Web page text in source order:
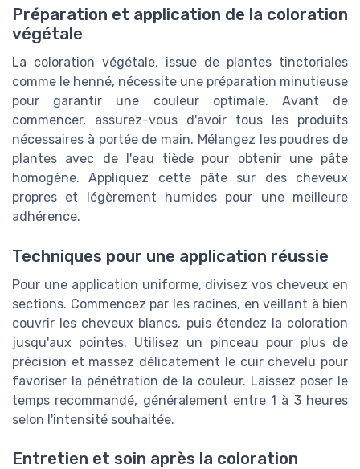
Préparation et application de la coloration
végétale
La coloration végétale, issue de plantes tinctoriales
comme le henné, nécessite une préparation minutieuse
pour garantir une couleur optimale. Avant de
commencer, assurez-vous d'avoir tous les produits
nécessaires à portée de main. Mélangez les poudres de
plantes avec de l'eau tiède pour obtenir une pâte
homogène. Appliquez cette pâte sur des cheveux
propres et légèrement humides pour une meilleure
adhérence.
Techniques pour une application réussie
Pour une application uniforme, divisez vos cheveux en
sections. Commencez par les racines, en veillant à bien
couvrir les cheveux blancs, puis étendez la coloration
jusqu'aux pointes. Utilisez un pinceau pour plus de
précision et massez délicatement le cuir chevelu pour
favoriser la pénétration de la couleur. Laissez poser le
temps recommandé, généralement entre 1 à 3 heures
selon l'intensité souhaitée.
Entretien et soin après la coloration